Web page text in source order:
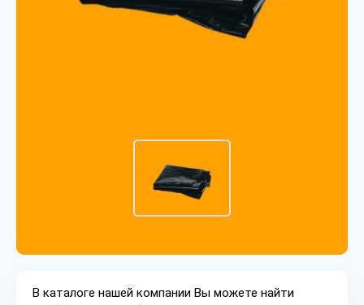
В каталоге нашей компании Вы можете найти